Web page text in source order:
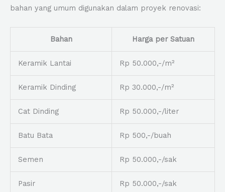
bahan yang umum digunakan dalam proyek renovasi:
Bahan Harga per Satuan
Keramik Lantai Rp 50.000,-/m²
Keramik Dinding Rp 30.000,-/m²
Cat Dinding Rp 50.000,-/liter
Batu Bata Rp 500,-/buah
Semen Rp 50.000,-/sak
Pasir Rp 50.000,-/sak